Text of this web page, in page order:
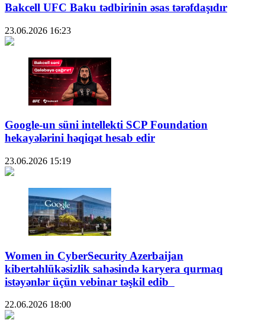
Bakcell UFC Baku tədbirinin əsas tərəfdaşıdır
23.06.2026 16:23
Google-un süni intellekti SCP Foundation
hekayələrini həqiqət hesab edir
23.06.2026 15:19
Women in CyberSecurity Azerbaijan
kibertəhlükəsizlik sahəsində karyera qurmaq
istəyənlər üçün vebinar təşkil edib
22.06.2026 18:00